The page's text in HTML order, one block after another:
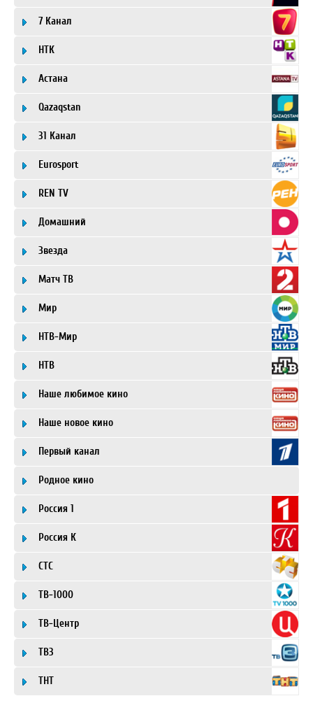
7 Канал
НТК
Астана
Qazaqstan
31 Канал
Eurosport
REN TV
Домашний
Звезда
Матч ТВ
Мир
НТВ-Мир
НТВ
Наше любимое кино
Наше новое кино
Первый канал
Родное кино
Россия 1
Россия К
СТС
ТВ-1000
ТВ-Центр
ТВ3
ТНТ